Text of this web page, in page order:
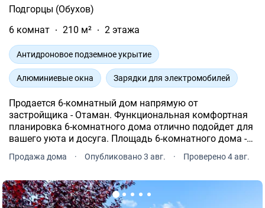
Подгорцы (Обухов)
6 комнат
210 м² 2 этажа
Антидроновое подземное укрытие
Алюминиевые окна Зарядки для электромобилей
Продается 6-комнатный дом напрямую от
застройщика - Отаман. Функциональная комфортная
планировка 6-комнатного дома отлично подойдет для
вашего уюта и досуга. Площадь 6-комнатного дома -
Продажа дома · Опубликовано 3 авг. · Проверено 4 авг.